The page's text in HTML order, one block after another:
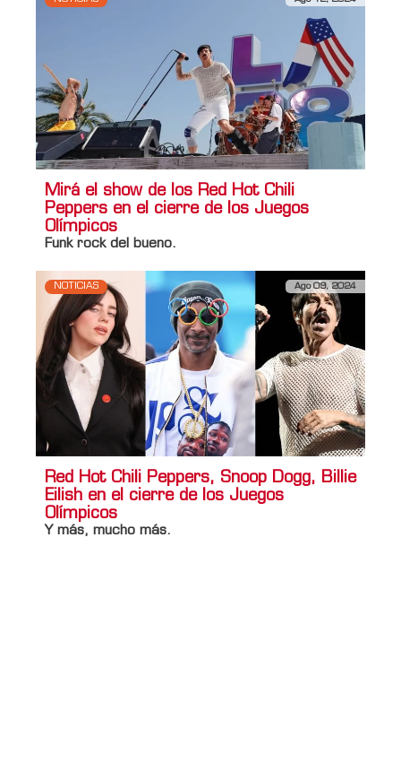
Mirá el show de los Red Hot Chili
Peppers en el cierre de los Juegos
Olímpicos
Funk rock del bueno.
NOTICIAS Ago 09, 2024
Red Hot Chili Peppers, Snoop Dogg, Billie
Eilish en el cierre de los Juegos
Olímpicos
Y más, mucho más.